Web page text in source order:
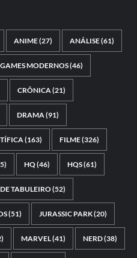
ANIME(27) ANÁLISE(61)
MODERNOS(46)
CRÔNICA(21)
DRAMA(91)
(163) FILME(326)
HQ(46) HQS(61)
TABULEIRO(52)
(51) JURASSIC PARK(20)
MARVEL(41) NERD(38)